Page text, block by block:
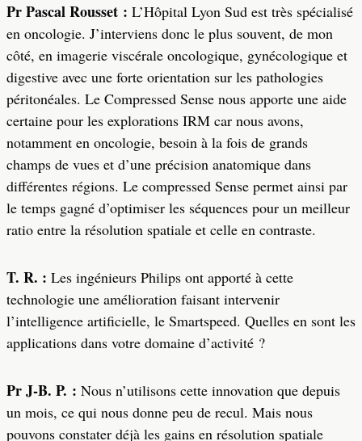
Pr Pascal Rousset : L’Hôpital Lyon Sud est très spécialisé
en oncologie. J’interviens donc le plus souvent, de mon
côté, en imagerie viscérale oncologique, gynécologique et
digestive avec une forte orientation sur les pathologies
péritonéales. Le Compressed Sense nous apporte une aide
certaine pour les explorations IRM car nous avons,
notamment en oncologie, besoin à la fois de grands
champs de vues et d’une précision anatomique dans
différentes régions. Le compressed Sense permet ainsi par
le temps gagné d’optimiser les séquences pour un meilleur
ratio entre la résolution spatiale et celle en contraste.
T. R. : Les ingénieurs Philips ont apporté à cette
technologie une amélioration faisant intervenir
l’intelligence artificielle, le Smartspeed. Quelles en sont les
applications dans votre domaine d’activité ?
Pr J-B. P. : Nous n’utilisons cette innovation que depuis
un mois, ce qui nous donne peu de recul. Mais nous
pouvons constater déjà les gains en résolution spatiale